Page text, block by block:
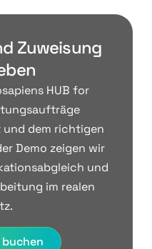
Zuweisung
HUB for
dem richtigen
Demo zeigen wir
und
im realen